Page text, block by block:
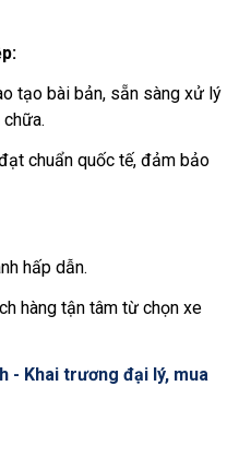
tạo bài bản, sẵn sàng xử lý
chuẩn quốc tế, đảm bảo
hấp dẫn.
hàng tận tâm từ chọn xe
- Khai trương đại lý, mua